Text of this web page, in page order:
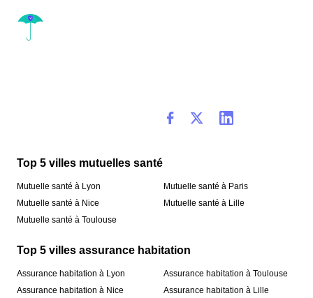
Top 5 villes mutuelles santé
Mutuelle santé à Lyon
Mutuelle santé à Nice
Mutuelle santé à Toulouse
Mutuelle santé à Paris
Mutuelle santé à Lille
Top 5 villes assurance habitation
Assurance habitation à Lyon
Assurance habitation à Nice
Assurance habitation à Toulouse
Assurance habitation à Lille